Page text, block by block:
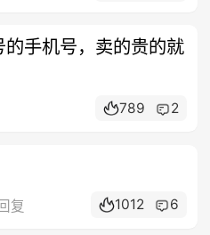
手机号，卖的贵的就
789 2
复 1012 6